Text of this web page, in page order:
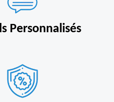
Personnalisés